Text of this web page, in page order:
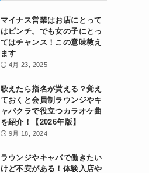
マイナス営業はお店にとって
はピンチ。でも女の子にとっ
てはチャンス！この意味教え
ます
4月 23, 2025
歌えたら指名が貰える？覚え
ておくと会員制ラウンジやキ
ャバクラで役立つカラオケ曲
を紹介！【2026年版】
9月 18, 2024
ラウンジやキャバで働きたい
けど不安がある！体験入店や